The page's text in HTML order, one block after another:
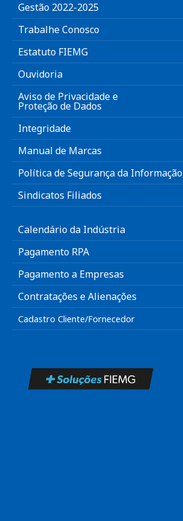
Gestão 2022-2025
Trabalhe Conosco
Estatuto FIEMG
Ouvidoria
Aviso de Privacidade e
Proteção de Dados
Integridade
Manual de Marcas
Política de Segurança da Informação
Sindicatos Filiados
Calendário da Indústria
Pagamento RPA
Pagamento a Empresas
Contratações e Alienações
Cadastro Cliente/Fornecedor